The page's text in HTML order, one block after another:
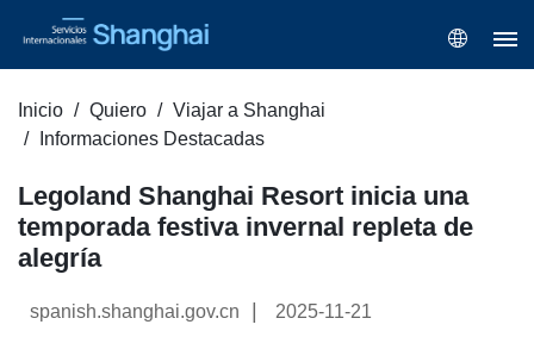
Inicio Quiero
Viajar a Shanghai
Informaciones Destacadas
Legoland Shanghai Resort inicia una
temporada festiva invernal repleta de
alegría
spanish.shanghai.gov.cn 2025-11-21